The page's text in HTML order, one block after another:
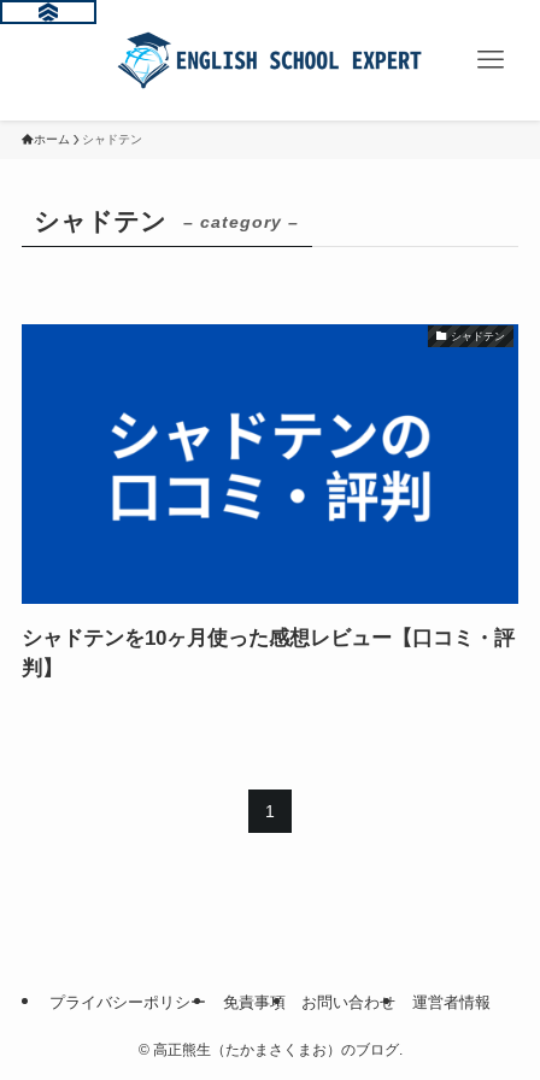
ホーム シャドテン
シャドテン – category –
シャドテン
シャドテンを10ヶ月使った感想レビュー【口コミ・評
判】
1
プライバシーポリシー 免責事項 お問い合わせ 運営者情報
©高正熊生（たかまさくまお）のブログ.